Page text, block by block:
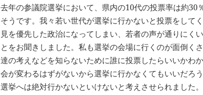
去年の参議院選挙において、県内の10代の投票率は約30
そうです。我々若い世代が選挙に行かないと投票をして
見を優先した政治になってしまい、若者の声が通りにく
とをお聞きしました。私も選挙の会場に行くのが面倒く
達の考えなどを知らないために誰に投票したらいいかわ
会が変わるはずがないから選挙に行かなくてもいいだろ
選挙へは絶対行かないといけないと考えさせられました。